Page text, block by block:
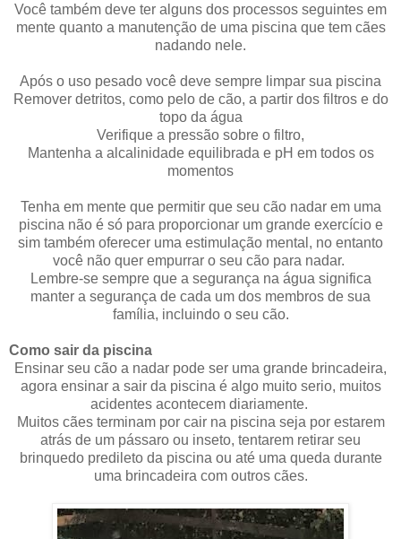
Você também deve ter alguns dos processos seguintes em
mente quanto a manutenção de uma piscina que tem cães
nadando nele.
Após o uso pesado você deve sempre limpar sua piscina
Remover detritos, como pelo de cão, a partir dos filtros e do
topo da água
Verifique a pressão sobre o filtro,
Mantenha a alcalinidade equilibrada e pH em todos os
momentos
Tenha em mente que permitir que seu cão nadar em uma
piscina não é só para proporcionar um grande exercício e
sim também oferecer uma estimulação mental, no entanto
você não quer empurrar o seu cão para nadar.
Lembre-se sempre que a segurança na água significa
manter a segurança de cada um dos membros de sua
família, incluindo o seu cão.
Como sair da piscina
Ensinar seu cão a nadar pode ser uma grande brincadeira,
agora ensinar a sair da piscina é algo muito serio, muitos
acidentes acontecem diariamente.
Muitos cães terminam por cair na piscina seja por estarem
atrás de um pássaro ou inseto, tentarem retirar seu
brinquedo predileto da piscina ou até uma queda durante
uma brincadeira com outros cães.